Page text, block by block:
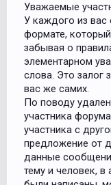
Уважаемые
У каждого из вас
формате, который
забывая о
элементарном
слова. Это залог
вас же самих.
По поводу
участника
участника с
предложение от
данные
тему и человек,